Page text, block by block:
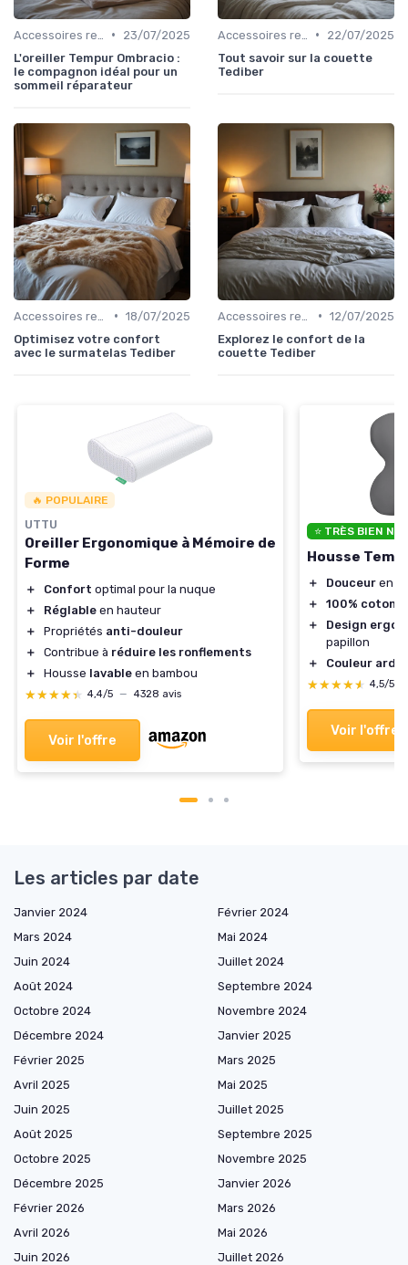
•
23/07/2025
L'oreiller Tempur Ombracio :
le compagnon idéal pour un
sommeil réparateur
•
22/07/2025
Tout savoir sur la couette
Tediber
• 18/07/2025
Optimisez votre confort
avec le surmatelas Tediber
• 12/07/2025
Explorez le confort de la
couette Tediber
🔥 POPULAIRE
UTTU
Oreiller Ergonomique à Mémoire de
Forme
＋ Confort optimal pour la nuque
＋
Réglable en hauteur
＋
Propriétés anti-douleur
＋
Contribue à réduire les ronflements
＋
Housse lavable en bambou
★★★★★
★★★★★ 4,4/5 — 4328 avis
Voir l'offre
⭐ TRÈS BIEN
Housse
＋ Douceur en
＋
100% coton
＋
Design
papillon
＋
Couleur
★★★★★
★★★★★ 4,5/5
Voir l'offre
Les articles par date
Janvier 2024
Février 2024
Mars 2024
Mai 2024
Juin 2024
Juillet 2024
Août 2024
Septembre 2024
Octobre 2024
Novembre 2024
Décembre 2024
Janvier 2025
Février 2025
Mars 2025
Avril 2025
Mai 2025
Juin 2025
Juillet 2025
Août 2025
Septembre 2025
Octobre 2025
Novembre 2025
Décembre 2025
Janvier 2026
Février 2026
Mars 2026
Avril 2026
Mai 2026
Juin 2026
Juillet 2026